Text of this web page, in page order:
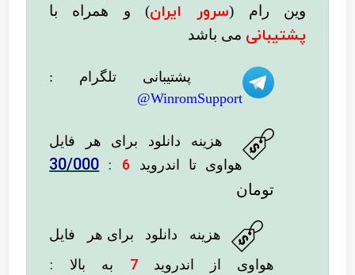
وین رام (سرور ایران) و همراه با
پشتیبانی می باشد
پشتیبانی تلگرام :
WinromSupport@
هزینه دانلود برای هر فایل
هواوی تا اندروید 6
:
30/000
تومان
هزینه دانلود برای هر فایل
هواوی از اندروید7 به بالا :